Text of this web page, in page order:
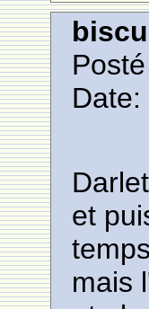
et
mais